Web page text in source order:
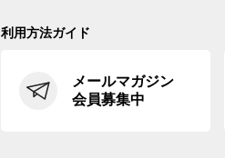
利用方法ガイド
メールマガジン
会員募集中